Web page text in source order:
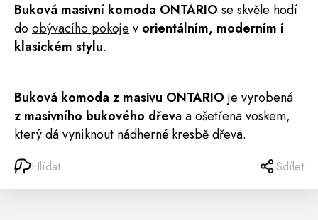
Buková masivní komoda ONTARIO se skvěle hodí
doobývacího pokoje v orientálním, moderním í
klasickém stylu.
Buková komoda z masivu ONTARIO je vyrobená
z masivního bukového dřeva a ošetřena voskem,
který dá vyniknout nádherné kresbě dřeva.
Hlídat Sdílet